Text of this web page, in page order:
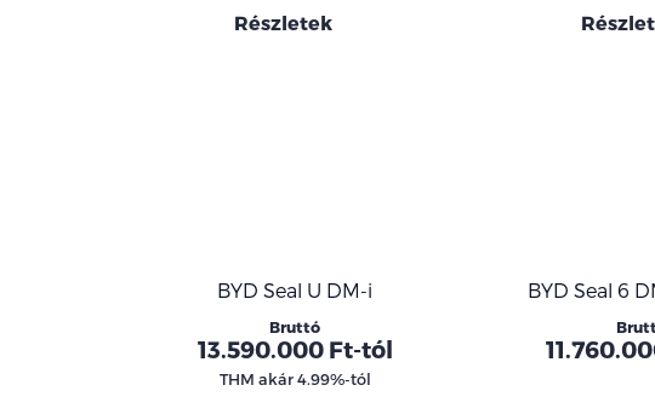
Részletek
BYD Seal U DM-i
Bruttó
13.590.000 Ft-tól
THM akár 4.99%-tól
BYD Seal 6